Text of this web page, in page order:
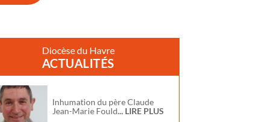
Diocèse du Havre
ACTUALITÉS
Inhumation du père Claude
Jean-Marie Fould... LIRE PLUS